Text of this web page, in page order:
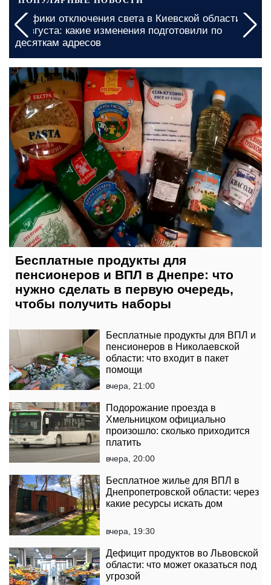
В Кировоградской области будет сложный день:
введены многочасовые графики отключения
света на 5 и 6 августа
сегодня, 05:00
Бесплатные продукты для
пенсионеров и ВПЛ в Днепре: что
нужно сделать в первую очередь,
чтобы получить наборы
Бесплатные продукты для ВПЛ и
пенсионеров в Николаевской
области: что входит в пакет
помощи
вчера, 21:00
Подорожание проезда в
Хмельницком официально
произошло: сколько приходится
платить
вчера, 20:00
Бесплатное жилье для ВПЛ в
Днепропетровской области: через
какие ресурсы искать дом
вчера, 19:30
Дефицит продуктов во Львовской
области: что может оказаться под
угрозой